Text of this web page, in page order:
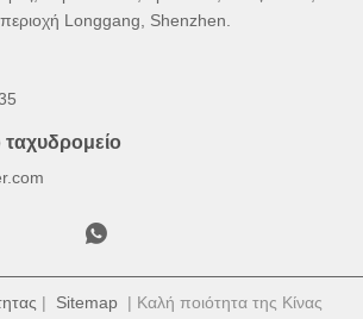
Longgang, Shenzhen.
ταχυδρομείο
| Sitemap | Καλή ποιότητα της Κίνας